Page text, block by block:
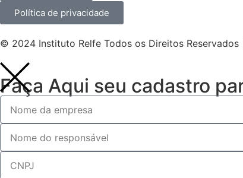
Política de privacidade
© 2024 Instituto Relfe Todos os Direitos Reservados
Faça Aqui seu cadastro